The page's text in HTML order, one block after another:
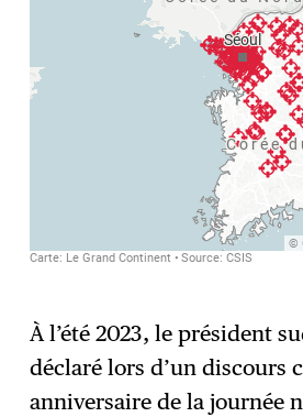
À l’été 2023, le président
déclaré lors d’un discours
anniversaire de la journée